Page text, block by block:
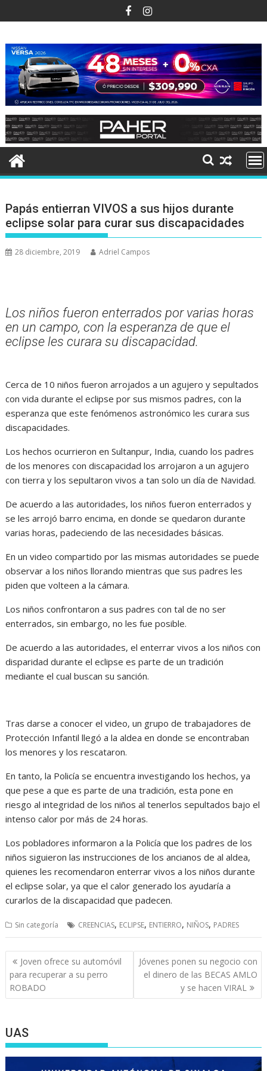
al
Papás entierran VIVOS a sus hijos durante
eclipse solar para curar sus discapacidades
28 diciembre, 2019 Adriel Campos
Los niños fueron enterrados por varias horas
en un campo, con la esperanza de que el
eclipse les curara su discapacidad.
Cerca de 10 niños fueron arrojados a un agujero y sepultados
con vida durante el eclipse por sus mismos padres, con la
esperanza que este fenómenos astronómico les curara sus
discapacidades.
Los hechos ocurrieron en Sultanpur, India, cuando los padres
de los menores con discapacidad los arrojaron a un agujero
con tierra y los sepultaron vivos a tan solo un día de Navidad.
De acuerdo a las autoridades, los niños fueron enterrados y
se les arrojó barro encima, en donde se quedaron durante
varias horas, padeciendo de las necesidades básicas.
En un video compartido por las mismas autoridades se puede
observar a los niños llorando mientras que sus padres les
piden que volteen a la cámara.
Los niños confrontaron a sus padres con tal de no ser
enterrados, sin embargo, no les fue posible.
De acuerdo a las autoridades, el enterrar vivos a los niños con
disparidad durante el eclipse es parte de un tradición
mediante el cual buscan su sanción.
Tras darse a conocer el video, un grupo de trabajadores de
Protección Infantil llegó a la aldea en donde se encontraban
los menores y los rescataron.
En tanto, la Policía se encuentra investigando los hechos, ya
que pese a que es parte de una tradición, esta pone en
riesgo al integridad de los niños al tenerlos sepultados bajo el
intenso calor por más de 24 horas.
Los pobladores informaron a la Policía que los padres de los
niños siguieron las instrucciones de los ancianos de al aldea,
quienes les recomendaron enterrar vivos a los niños durante
el eclipse solar, ya que el calor generado los ayudaría a
curarlos de la discapacidad que padecen.
Sin categoría CREENCIAS, ECLIPSE, ENTIERRO, NIÑOS, PADRES
Navegación
de
entradas
Joven ofrece su automóvil
para recuperar a su perro
ROBADO
Jóvenes ponen su negocio con
el dinero de las BECAS AMLO
y se hacen VIRAL
UAS